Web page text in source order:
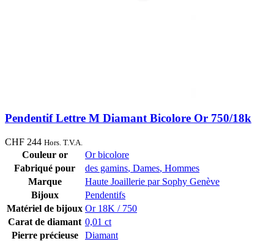
Pendentif Lettre M Diamant Bicolore Or 750/18k
CHF 244 Hors. T.V.A.
Couleur or
Or bicolore
Fabriqué pour
des gamins, Dames, Hommes
Marque
Haute Joaillerie par Sophy Genève
Bijoux
Pendentifs
Matériel de bijoux Or 18K / 750
Carat de diamant 0,01 ct
Pierre précieuse
Diamant